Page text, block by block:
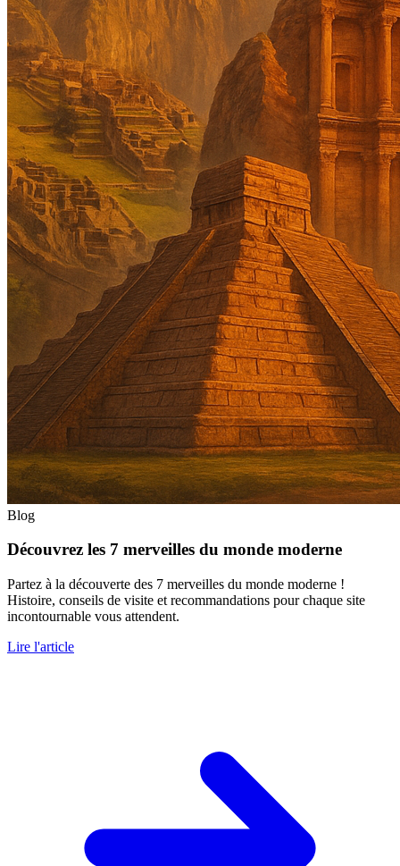
Blog
Découvrez les 7 merveilles du monde moderne
Partez à la découverte des 7 merveilles du monde moderne !
Histoire, conseils de visite et recommandations pour chaque site
incontournable vous attendent.
Lire l'article